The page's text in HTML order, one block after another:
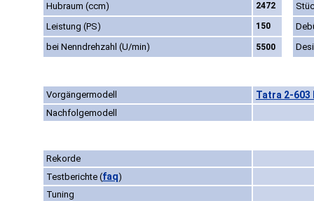
Hubraum (ccm)
2472
Leistung (PS)
150
bei Nenndrehzahl (U/min)
5500
Vorgängermodell Tatra 2-603
Nachfolgemodell
Rekorde
Testberichte (faq)
Tuning